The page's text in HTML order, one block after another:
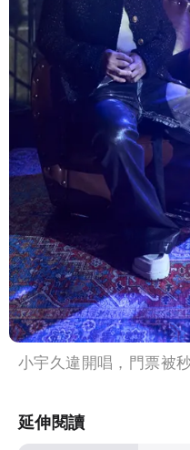
小宇久違開唱，門票被
延伸閱讀